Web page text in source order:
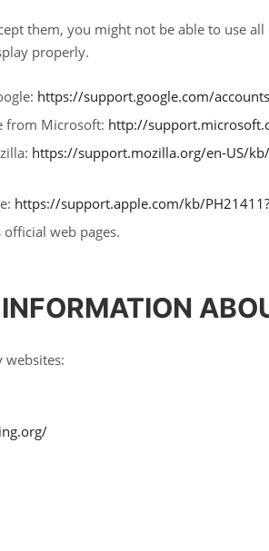
them, you might not be able to use
properly.
https://support.google.com/
from Microsoft: http://
https://support.mozilla.org/en-US/
https://support.apple.com/kb/
web pages.
websites: